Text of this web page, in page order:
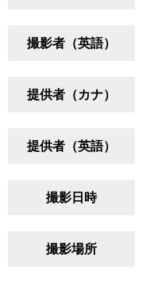
撮影者（英語）
提供者（カナ）
提供者（英語）
撮影日時
撮影場所